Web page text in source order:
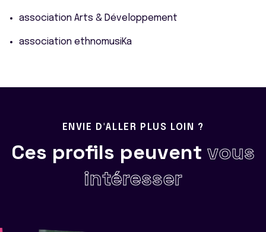
association Arts & Développement
association ethnomusiKa
ENVIE D'ALLER PLUS LOIN ?
Ces profils peuvent vous
intéresser